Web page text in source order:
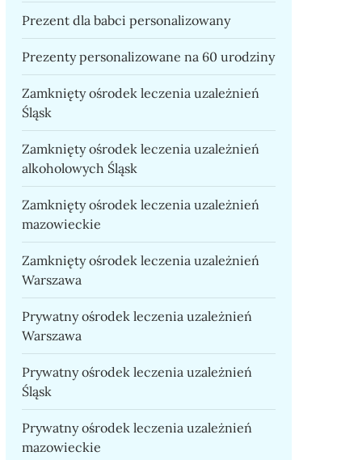
Prezent dla babci personalizowany
Prezenty personalizowane na 60 urodziny
Zamknięty ośrodek leczenia uzależnień
Śląsk
Zamknięty ośrodek leczenia uzależnień
alkoholowych Śląsk
Zamknięty ośrodek leczenia uzależnień
mazowieckie
Zamknięty ośrodek leczenia uzależnień
Warszawa
Prywatny ośrodek leczenia uzależnień
Warszawa
Prywatny ośrodek leczenia uzależnień
Śląsk
Prywatny ośrodek leczenia uzależnień
mazowieckie